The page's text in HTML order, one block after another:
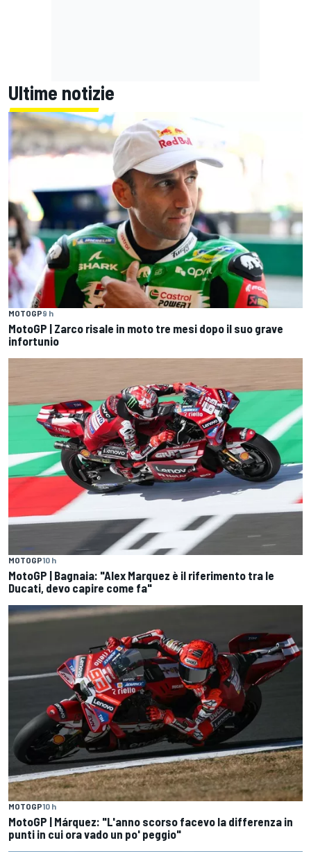
Ultime notizie
MOTOGP9 h
MotoGP | Zarco risale in moto tre mesi dopo il suo grave
infortunio
MOTOGP10 h
MotoGP | Bagnaia: "Alex Marquez è il riferimento tra le
Ducati, devo capire come fa"
MOTOGP10 h
MotoGP | Márquez: "L'anno scorso facevo la differenza in
punti in cui ora vado un po' peggio"